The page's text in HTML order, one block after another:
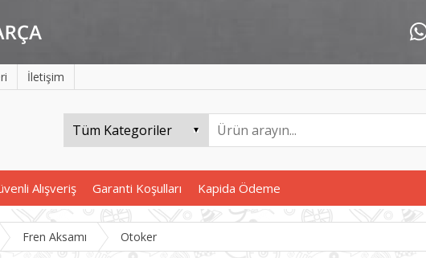
İletişim
Alışveriş Garanti Koşulları Kapida Ödeme
Fren Aksamı Otoker